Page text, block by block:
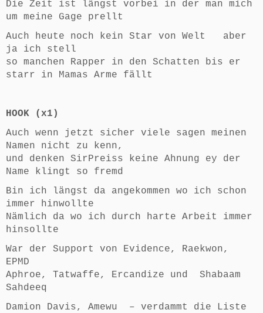
Die Zeit ist längst vorbei in der man mich
um meine Gage prellt
Auch heute noch kein Star von Welt aber
ja ich stell
so manchen Rapper in den Schatten bis er
starr in Mamas Arme fällt
HOOK (x1)
Auch wenn jetzt sicher viele sagen meinen
Namen nicht zu kenn,
und denken SirPreiss keine Ahnung ey der
Name klingt so fremd
Bin ich längst da angekommen wo ich schon
immer hinwollte
Nämlich da wo ich durch harte Arbeit immer
hinsollte
War der Support von Evidence, Raekwon,
EPMD
Aphroe, Tatwaffe, Ercandize und Shabaam
Sahdeeq
Damion Davis, Amewu – verdammt die Liste